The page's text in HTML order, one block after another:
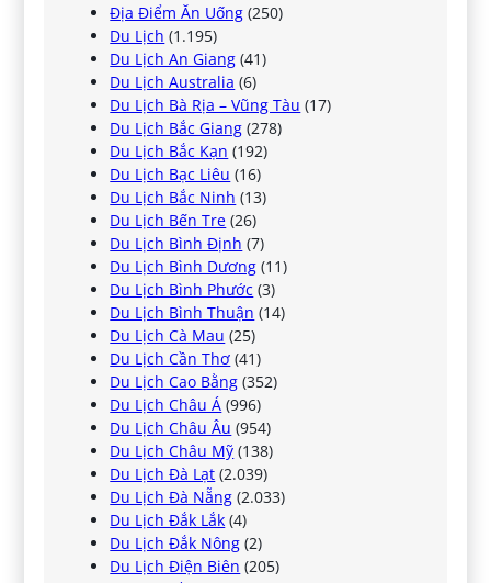
Địa Điểm Ăn Uống (250)
Du Lịch (1.195)
Du Lịch An Giang (41)
Du Lịch Australia (6)
Du Lịch Bà Rịa – Vũng Tàu (17)
Du Lịch Bắc Giang (278)
Du Lịch Bắc Kạn (192)
Du Lịch Bạc Liêu (16)
Du Lịch Bắc Ninh (13)
Du Lịch Bến Tre (26)
Du Lịch Bình Định (7)
Du Lịch Bình Dương (11)
Du Lịch Bình Phước (3)
Du Lịch Bình Thuận (14)
Du Lịch Cà Mau (25)
Du Lịch Cần Thơ (41)
Du Lịch Cao Bằng (352)
Du Lịch Châu Á (996)
Du Lịch Châu Âu (954)
Du Lịch Châu Mỹ (138)
Du Lịch Đà Lạt (2.039)
Du Lịch Đà Nẵng (2.033)
Du Lịch Đắk Lắk (4)
Du Lịch Đắk Nông (2)
Du Lịch Điện Biên (205)